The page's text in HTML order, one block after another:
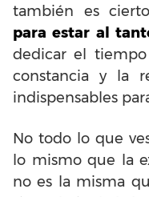
también es
para estar al
dedicar el
constancia y la
indispensables
No todo lo que
lo mismo que la
no es la misma